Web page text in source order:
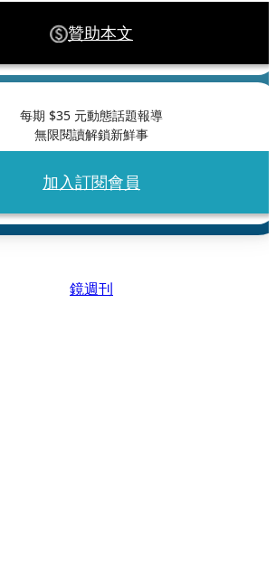
贊助本文
每期 $35 元動態話題報導
無限閱讀解鎖新鮮事
加入訂閱會員
鏡週刊